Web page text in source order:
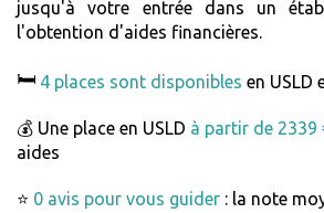
jusqu'à votre entrée dans un
l'obtention d'aides financières.
🛏️ 4 places sont disponibles en USLD
💰 Une place en USLD à partir de 2339
aides
⭐ 0 avis pour vous guider : la note